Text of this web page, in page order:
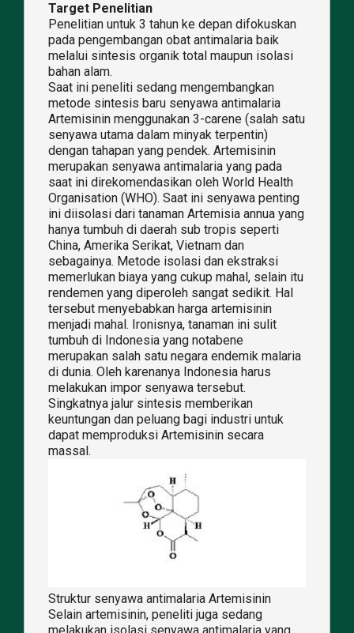
Target Penelitian
Penelitian untuk 3 tahun ke depan difokuskan
pada pengembangan obat antimalaria baik
melalui sintesis organik total maupun isolasi
bahan alam.
Saat ini peneliti sedang mengembangkan
metode sintesis baru senyawa antimalaria
Artemisinin menggunakan 3-carene (salah satu
senyawa utama dalam minyak terpentin)
dengan tahapan yang pendek. Artemisinin
merupakan senyawa antimalaria yang pada
saat ini direkomendasikan oleh World Health
Organisation (WHO). Saat ini senyawa penting
ini diisolasi dari tanaman Artemisia annua yang
hanya tumbuh di daerah sub tropis seperti
China, Amerika Serikat, Vietnam dan
sebagainya. Metode isolasi dan ekstraksi
memerlukan biaya yang cukup mahal, selain itu
rendemen yang diperoleh sangat sedikit. Hal
tersebut menyebabkan harga artemisinin
menjadi mahal. Ironisnya, tanaman ini sulit
tumbuh di Indonesia yang notabene
merupakan salah satu negara endemik malaria
di dunia. Oleh karenanya Indonesia harus
melakukan impor senyawa tersebut.
Singkatnya jalur sintesis memberikan
keuntungan dan peluang bagi industri untuk
dapat memproduksi Artemisinin secara
massal.
Struktur senyawa antimalaria Artemisinin
Selain artemisinin, peneliti juga sedang